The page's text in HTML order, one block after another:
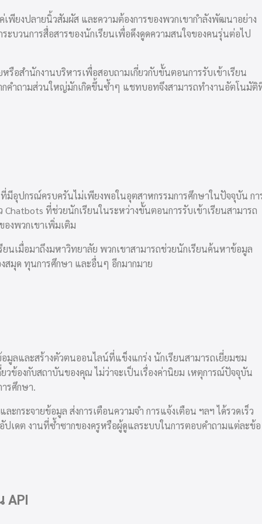
พียงปลายนิ้วสัมผัส และความต้องการของพวกเขากำลังพัฒนาอย่าง
ะบวนการสื่อสารของนักเรียนเพื่อดึงดูดความสนใจของคนรุ่นต่อไป
อสำนักงานบริหารเพื่อสอบถามเกี่ยวกับขั้นตอนการรับเข้าเรียน
คำถามส่วนใหญ่มักเกิดขึ้นซ้ำๆ แชทบอทจึงสามารถทำงานอัตโนมัติ
อุปกรณ์ครบครันไม่เพียงพอในอุตสาหกรรมการศึกษาในปัจจุบัน กา
ที่ช่วยนักเรียนในระหว่างขั้นตอนการรับเข้าเรียนสามารถ
งพวกเขาเพิ่มเติม
เมื่อมาถึงมหาวิทยาลัย พวกเขาสามารถช่วยนักเรียนค้นหาข้อมูล
สมุด ทุนการศึกษา และอื่นๆ อีกมากมาย
ลและสร้างตัวตนออนไลน์ที่แข็งแกร่ง นักเรียนสามารถเยี่ยมชม
วข้องกับสถาบันของคุณ ไม่ว่าจะเป็นเรื่องค่านิยม เหตุการณ์ปัจจุบัน
รศึกษา.
กระจายข้อมูล ส่งการเตือนความจำ การแจ้งเตือน ฯลฯ ได้รวดเร็ว
เดต งานที่ซ้ำซากของครูหรือผู้ดูแลระบบในการตอบคำถามแต่ละข้อ
API